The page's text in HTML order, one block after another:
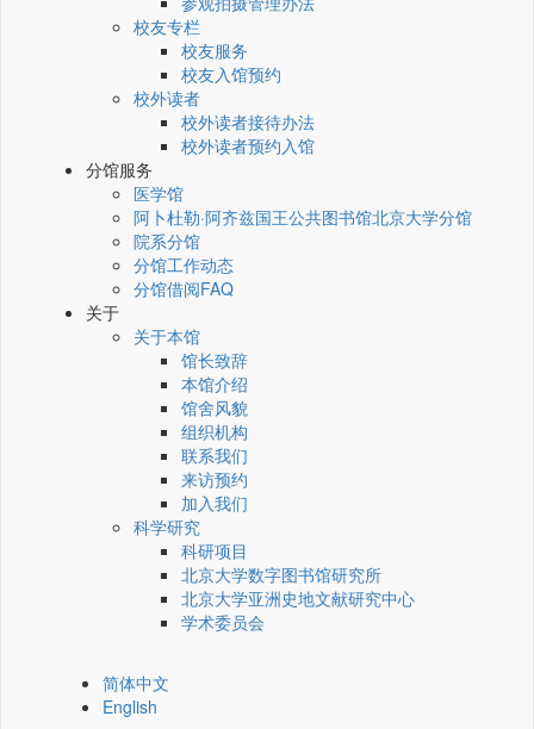
校友专栏
校友服务
校友入馆预约
校外读者
校外读者接待办法
校外读者预约入馆
分馆服务
医学馆
阿卜杜勒·阿齐兹国王公共图书馆北京大学分馆
院系分馆
分馆工作动态
分馆借阅FAQ
关于
关于本馆
馆长致辞
本馆介绍
馆舍风貌
组织机构
联系我们
来访预约
加入我们
科学研究
科研项目
北京大学数字图书馆研究所
北京大学亚洲史地文献研究中心
学术委员会
简体中文
English